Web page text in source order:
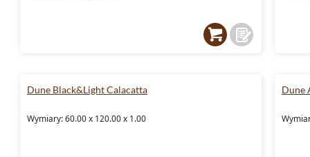
Dune Black&Light Calacatta
Wymiary: 60.00 x 120.00 x 1.00
Dune